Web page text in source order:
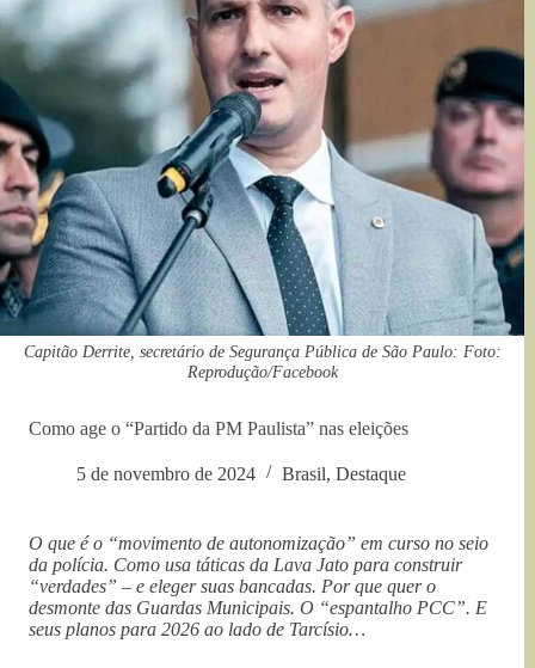
Capitão Derrite, secretário de Segurança Pública de São Paulo: Foto:
Reprodução/Facebook
Como age o “Partido da PM Paulista” nas eleições
5 de novembro de 2024 Brasil, Destaque
O que é o “movimento de autonomização” em curso no seio
da polícia. Como usa táticas da Lava Jato para construir
“verdades” – e eleger suas bancadas. Por que quer o
desmonte das Guardas Municipais. O “espantalho PCC”. E
seus planos para 2026 ao lado de Tarcísio…